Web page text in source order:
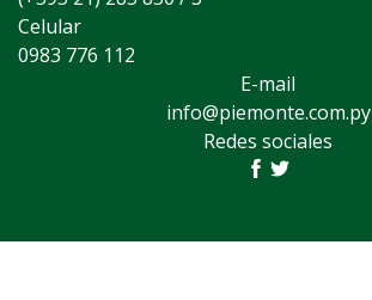
Celular
0983 776 112
E-mail
info@piemonte.com.py
Redes sociales